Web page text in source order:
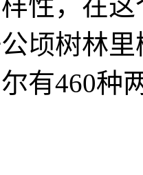
顷树林
有460种